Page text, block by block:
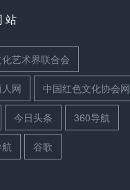
站
艺术界联合会
网 中国红色文化协会网
今日头条 360导航
谷歌